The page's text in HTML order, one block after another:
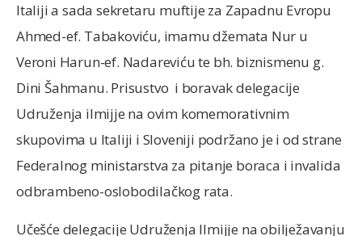
Italiji a sada sekretaru muftije za Zapadnu Evropu
Ahmed-ef. Tabakoviću, imamu džemata Nur u
Veroni Harun-ef. Nadareviću te bh. biznismenu g.
Dini Šahmanu. Prisustvo i boravak delegacije
Udruženja ilmijje na ovim komemorativnim
skupovima u Italiji i Sloveniji podržano je i od strane
Federalnog ministarstva za pitanje boraca i invalida
odbrambeno-oslobodilačkog rata.
Učešće delegacije Udruženja Ilmijje na obilježavanju